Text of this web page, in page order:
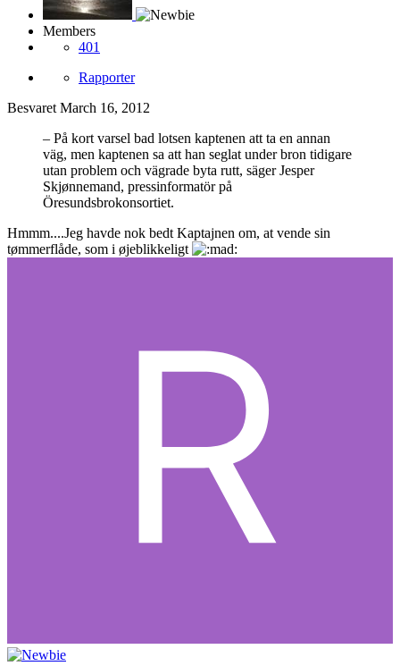
Members
401
Rapporter
BesvaretMarch 16, 2012
– På kort varsel bad lotsen kaptenen att ta en annan
väg, men kaptenen sa att han seglat under bron tidigare
utan problem och vägrade byta rutt, säger Jesper
Skjønnemand, pressinformatör på
Öresundsbrokonsortiet.
Hmmm....Jeg havde nok bedt Kaptajnen om, at vende sin
tømmerflåde, som i øjeblikkeligt